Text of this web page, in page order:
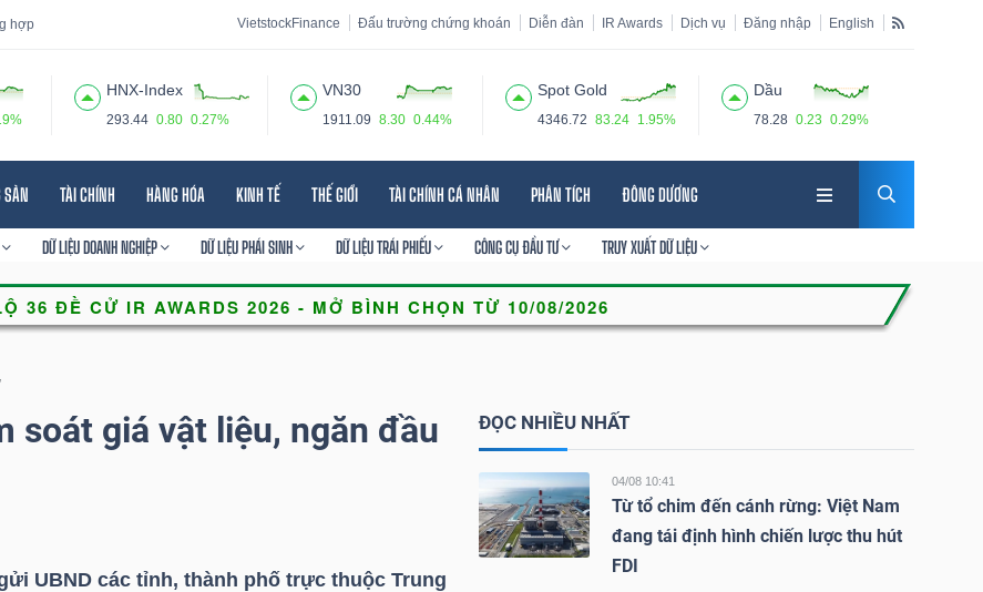
hợp VietstockFinance Đấu trường chứng khoán Diễn đàn IR Awards Dịch vụ Đăng nhập English
HNX-Index
293.44 0.80 0.27%
VN30
1911.09 8.30 0.44%
Spot Gold
4346.72 83.24 1.95%
Dầu
78.28 0.23 0.29%
SẢN TÀI CHÍNH HÀNG HÓA KINH TẾ THẾ GIỚI TÀI CHÍNH CÁ NHÂN PHÂN TÍCH ĐÔNG DƯƠNG
DỮ LIỆU DOANH NGHIỆP DỮ LIỆU PHÁI SINH DỮ LIỆU TRÁI PHIẾU CÔNG CỤ ĐẦU TƯ TRUY XUẤT DỮ LIỆU
soát giá vật liệu, ngăn đầu
UBND các tỉnh, thành phố trực thuộc Trung
ĐỌC NHIỀU NHẤT
04/08 10:41
Từ tổ chim đến cánh rừng: Việt Nam
đang tái định hình chiến lược thu hút
FDI